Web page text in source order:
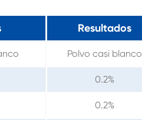
Resultados
Polvo casi blanco
0.2%
0.2%